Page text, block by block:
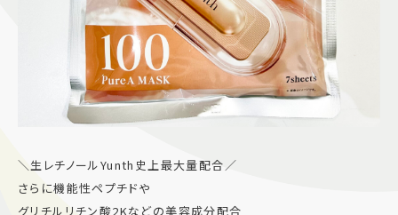
＼生レチノールYunth史上最大量配合／
さらに機能性ペプチドや
グリチルリチン酸2Kなどの美容成分配合